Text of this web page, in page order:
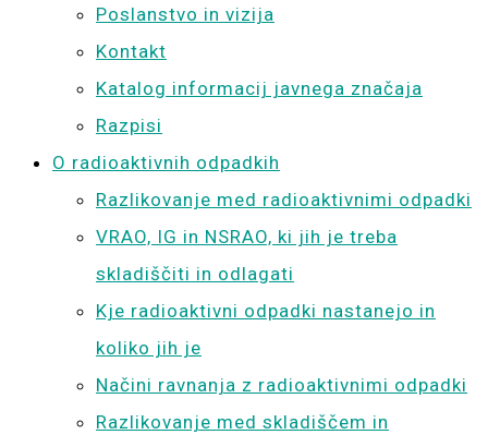
Poslanstvo in vizija
Kontakt
Katalog informacij javnega značaja
Razpisi
O radioaktivnih odpadkih
Razlikovanje med radioaktivnimi odpadki
VRAO, IG in NSRAO, ki jih je treba
skladiščiti in odlagati
Kje radioaktivni odpadki nastanejo in
koliko jih je
Načini ravnanja z radioaktivnimi odpadki
Razlikovanje med skladiščem in